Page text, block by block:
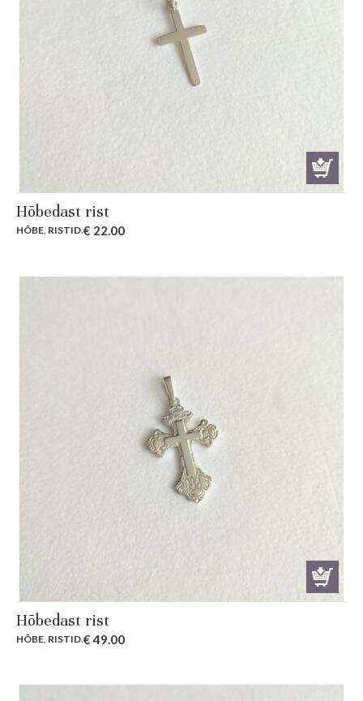
Hõbedast rist
HÕBE, RISTID.€ 22.00
Hõbedast rist
HÕBE RISTID.€49.00